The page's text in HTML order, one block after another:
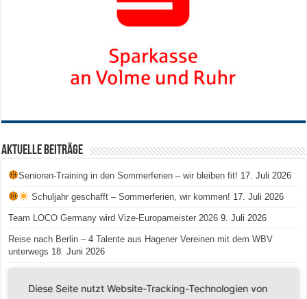
Aktuelle Beiträge
Senioren-Training in den Sommerferien – wir bleiben fit! 17. Juli 2026
Schuljahr geschafft – Sommerferien, wir kommen! 17. Juli 2026
Team LOCO Germany wird Vize-Europameister 2026 9. Juli 2026
Reise nach Berlin – 4 Talente aus Hagener Vereinen mit dem WBV
unterwegs 18. Juni 2026
Regionalliga-Meister SV Haspe 70 12. Mai 2026
Diese Seite nutzt Website-Tracking-Technologien von